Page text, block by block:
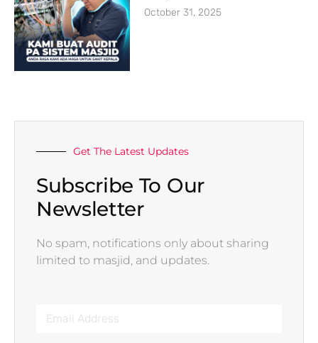
October 31, 2025
Get The Latest Updates
Subscribe To Our
Newsletter
No spam, notifications only about sharing
limited to masjid, and updates.